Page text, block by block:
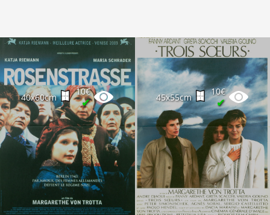
40x60cm
10€
✔ 45x55cm
10€
✔